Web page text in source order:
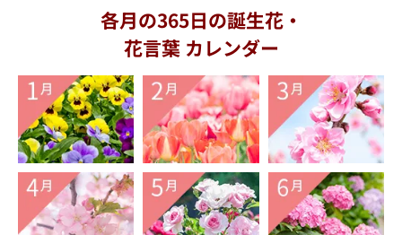
各月の365日の誕生花・
花言葉 カレンダー